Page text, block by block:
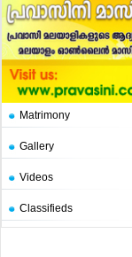
Matrimony
Gallery
Videos
Classifieds